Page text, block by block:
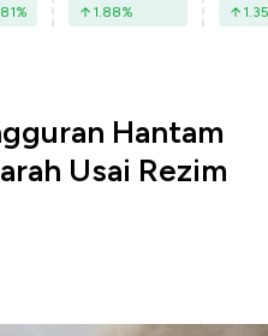
% 1.88% 1.35
Hantam
Usai Rezim